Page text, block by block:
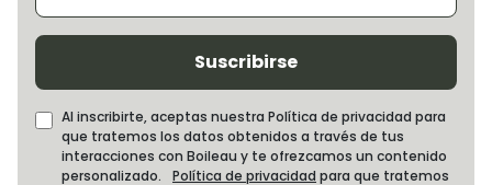
Suscribirse
Al inscribirte, aceptas nuestra Política de privacidad para
que tratemos los datos obtenidos a través de tus
interacciones con Boileau y te ofrezcamos un contenido
personalizado. Política de privacidad para que tratemos